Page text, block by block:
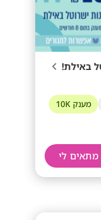
מענק 10K
מתאים לי